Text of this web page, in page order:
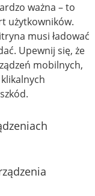
ważna – to
użytkowników.
musi ładować
Upewnij się, że
mobilnych,